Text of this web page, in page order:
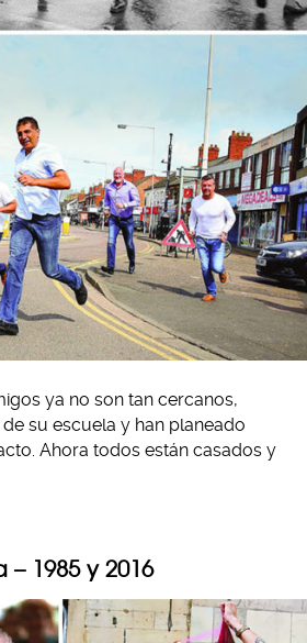
ya no son tan cercanos,
su escuela y han planeado
Ahora todos están casados y
– 1985 y 2016